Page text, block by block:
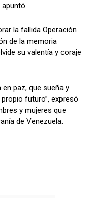
la fallida Operación
de la memoria
su valentía y coraje
en paz, que sueña y
futuro”, expresó
y mujeres que
de Venezuela.